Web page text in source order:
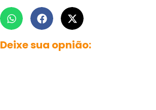
Deixe sua opnião: